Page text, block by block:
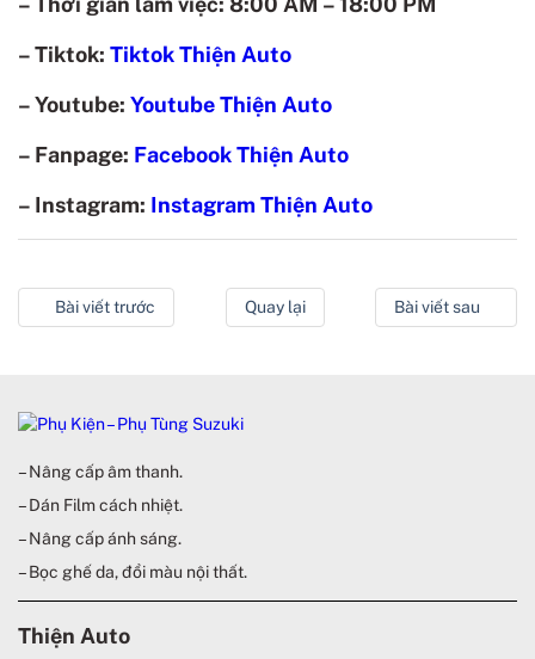
– Tiktok: Tiktok Thiện Auto
– Youtube: Youtube Thiện Auto
– Fanpage: Facebook Thiện Auto
– Instagram: Instagram Thiện Auto
Bài viết trước Quay lại Bài viết sau
– Nâng cấp âm thanh.
– Dán Film cách nhiệt.
– Nâng cấp ánh sáng.
– Bọc ghế da, đổi màu nội thất.
Thiện Auto